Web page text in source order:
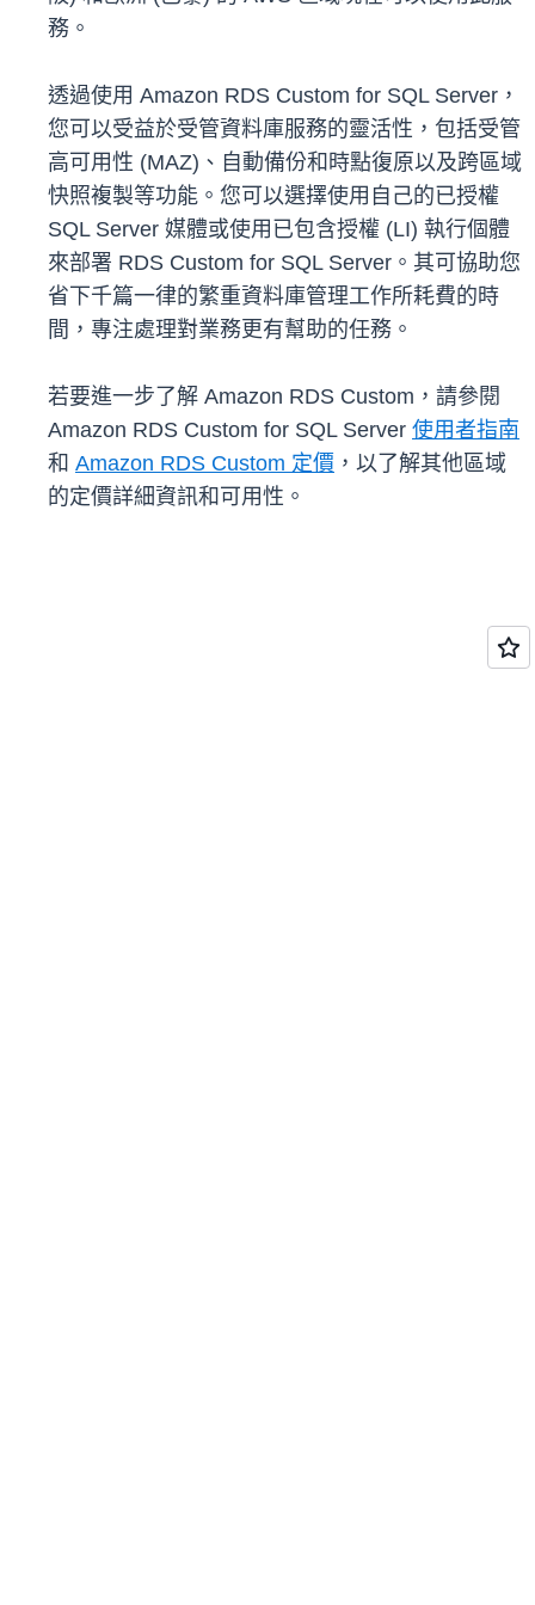
務。
透過使用 Amazon RDS Custom for SQL Server，
您可以受益於受管資料庫服務的靈活性，包括受管
高可用性 (MAZ)、自動備份和時點復原以及跨區域
快照複製等功能。您可以選擇使用自己的已授權
SQL Server 媒體或使用已包含授權 (LI) 執行個體
來部署 RDS Custom for SQL Server。其可協助您
省下千篇一律的繁重資料庫管理工作所耗費的時
間，專注處理對業務更有幫助的任務。
若要進一步了解 Amazon RDS Custom，請參閱
Amazon RDS Custom for SQL Server 使用者指南
和 Amazon RDS Custom 定價 ，以了解其他區域
的定價詳細資訊和可用性。